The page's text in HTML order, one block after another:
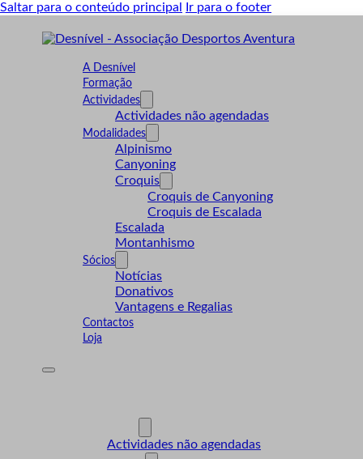
Saltar para o conteúdo principal Ir para o footer
A Desnível
Formação
Actividades
Actividades não agendadas
Modalidades
Alpinismo
Canyoning
Croquis
Croquis de Canyoning
Croquis de Escalada
Escalada
Montanhismo
Sócios
Notícias
Donativos
Vantagens e Regalias
Contactos
Loja
Actividades não agendadas